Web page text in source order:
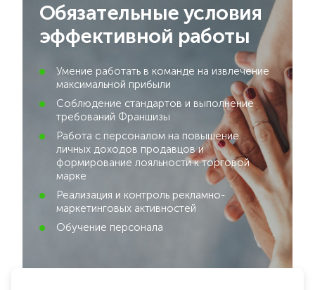
Обязательные условия
эффективной работы
Умение работать в команде на извлечение
максимальной прибыли
Соблюдение стандартов и выполнение
требований Франшизы
Работа с персоналом на повышение
личных доходов продавцов и
формирование лояльности к торговой
марке
Реализация и контроль рекламно-
маркетинговых активностей
Обучение персонала